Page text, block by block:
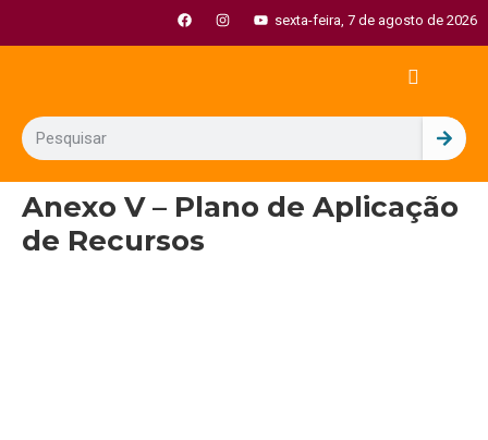
sexta-feira, 7 de agosto de 2026
Anexo V – Plano de Aplicação
de Recursos